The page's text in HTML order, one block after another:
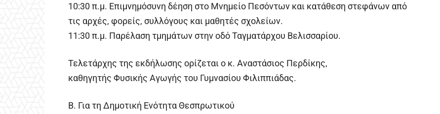
10:30 π.μ. Επιμνημόσυνη δέηση στο Μνημείο Πεσόντων και κατάθεση στεφάνων από
τις αρχές, φορείς, συλλόγους και μαθητές σχολείων.
11:30 π.μ. Παρέλαση τμημάτων στην οδό Ταγματάρχου Βελισσαρίου.
Τελετάρχης της εκδήλωσης ορίζεται ο κ. Αναστάσιος Περδίκης,
καθηγητής Φυσικής Αγωγής του Γυμνασίου Φιλιππιάδας.
Β. Για τη Δημοτική Ενότητα Θεσπρωτικού